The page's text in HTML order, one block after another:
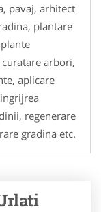
pavaj, arhitect
plantare
arbori,
aplicare
regenerare
gradina etc.